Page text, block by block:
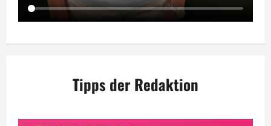
Tipps der Redaktion